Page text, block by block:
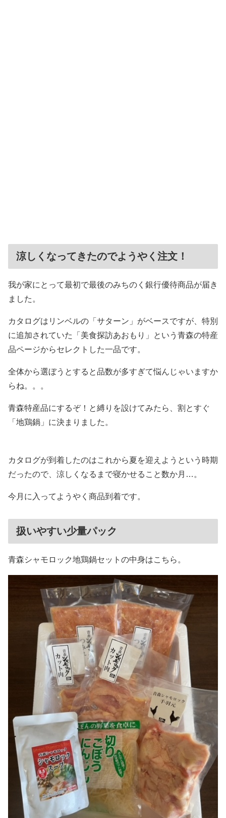
涼しくなってきたのでようやく注文！
我が家にとって最初で最後のみちのく銀行優待商品が届き
ました。
カタログはリンベルの「サターン」がベースですが、特別
に追加されていた「美食探訪あおもり」という青森の特産
品ページからセレクトした一品です。
全体から選ぼうとすると品数が多すぎて悩んじゃいますか
らね。。。
青森特産品にするぞ！と縛りを設けてみたら、割とすぐ
「地鶏鍋」に決まりました。
カタログが到着したのはこれから夏を迎えようという時期
だったので、涼しくなるまで寝かせること数か月…。
今月に入ってようやく商品到着です。
扱いやすい少量パック
青森シャモロック地鶏鍋セットの中身はこちら。